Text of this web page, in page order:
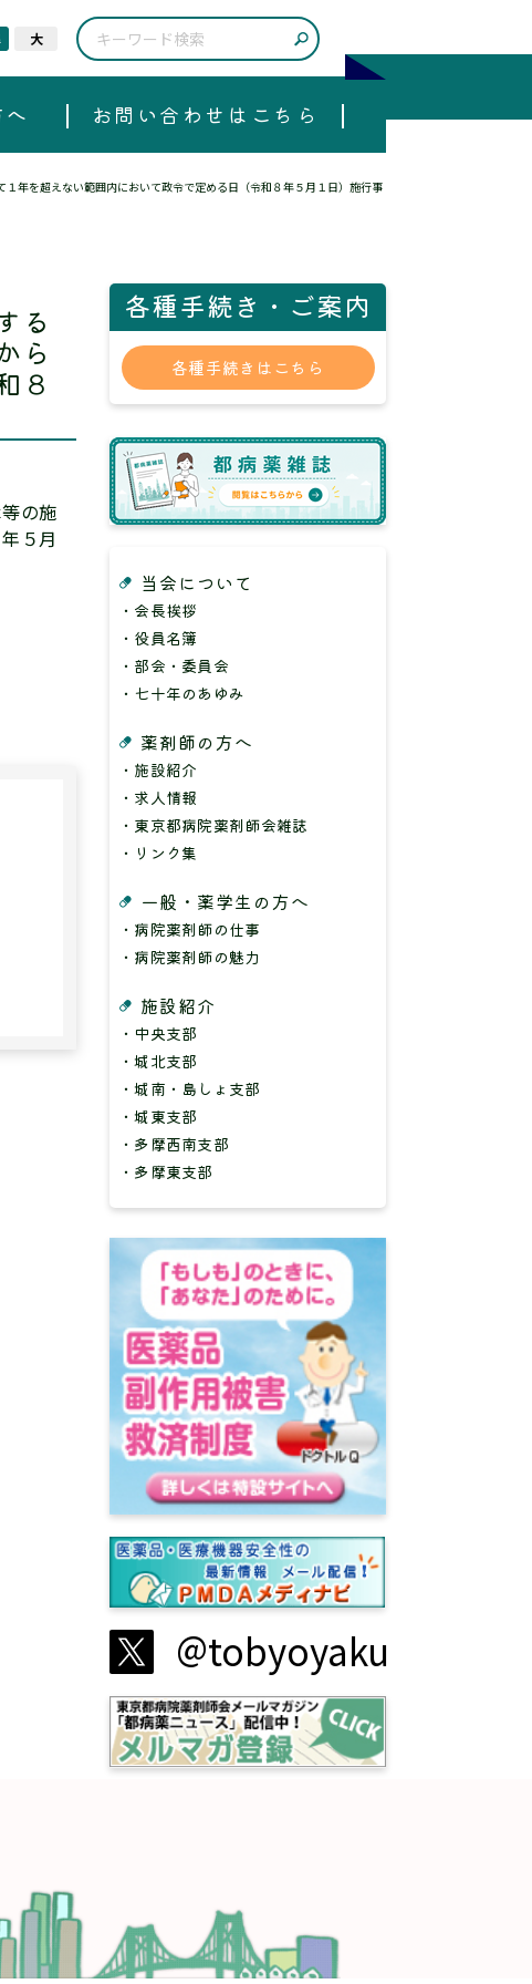
大
お問い合わせはこちら
年を超えない範囲内において政令で定める日（令和８年５月１日）施行事
る
ら
８
の施
５月
各種手続き・ご案内
各種手続きはこちら
当会について
・会長挨拶
・役員名簿
・部会・委員会
・七十年のあゆみ
薬剤師の方へ
・施設紹介
・求人情報
・東京都病院薬剤師会雑誌
・リンク集
一般・薬学生の方へ
・病院薬剤師の仕事
・病院薬剤師の魅力
施設紹介
・中央支部
・城北支部
・城南・島しょ支部
・城東支部
・多摩西南支部
・多摩東支部
@tobyoyaku